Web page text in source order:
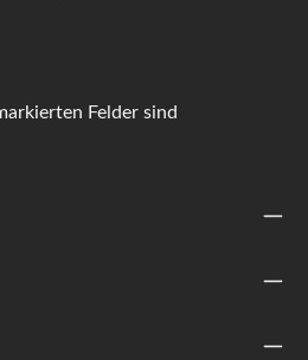
Felder sind